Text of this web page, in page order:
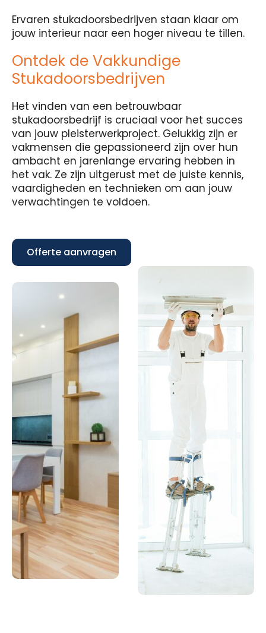
Ervaren stukadoorsbedrijven staan klaar om
jouw interieur naar een hoger niveau te tillen.
Ontdek de Vakkundige
Stukadoorsbedrijven
Het vinden van een betrouwbaar
stukadoorsbedrijf is cruciaal voor het succes
van jouw pleisterwerkproject. Gelukkig zijn er
vakmensen die gepassioneerd zijn over hun
ambacht en jarenlange ervaring hebben in
het vak. Ze zijn uitgerust met de juiste kennis,
vaardigheden en technieken om aan jouw
verwachtingen te voldoen.
Offerte aanvragen